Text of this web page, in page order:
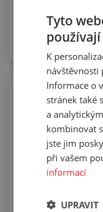
Manuální
délku
Tyto
K
návštěvnosti
Informace o
stránek také
a
kombinovat
jste jim
při vašem
informací
UPRAVIT